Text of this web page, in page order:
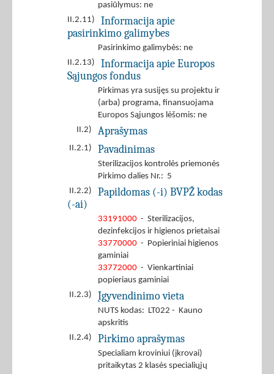
pasiūlymus: ne
II.2.11)
Informacija apie
pasirinkimo galimybes
Pasirinkimo galimybės: ne
II.2.13)
Informacija apie Europos
Sąjungos fondus
Pirkimas yra susijęs su projektu ir
(arba) programa, finansuojama
Europos Sąjungos lėšomis: ne
II.2)
Aprašymas
II.2.1) Pavadinimas
Sterilizacijos kontrolės priemonės
Pirkimo dalies Nr.: 5
II.2.2)
Papildomas (-i) BVPŽ kodas
(-ai)
33191000 - Sterilizacijos,
dezinfekcijos ir higienos prietaisai
33770000 - Popieriniai higienos
gaminiai
33772000 - Vienkartiniai
popieriaus gaminiai
II.2.3)
Įgyvendinimo vieta
NUTS kodas: LT022 - Kauno
apskritis
II.2.4)
Pirkimo aprašymas
Specialiam kroviniui (įkrovai)
pritaikytas 2 klasės specialiųjų